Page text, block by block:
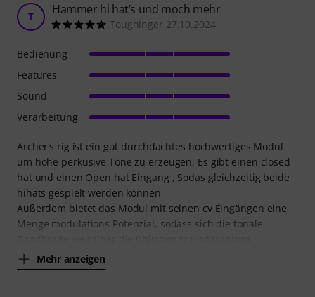
T Hammer hi hat’s und moch mehr
Toughinger 27.10.2024
Archer‘s rig ist ein gut durchdachtes hochwertiges Modul
um hohe perkusive Töne zu erzeugen. Es gibt einen closed
hat und einen Open hat Eingang , Sodas gleichzeitig beide
hihats gespielt werden können
Außerdem bietet das Modul mit seinen cv Eingängen eine
Menge modulations Potenzial, sodass sich die tonale
Mehr anzeigen
Bedienung
Features
Sound
Verarbeitung